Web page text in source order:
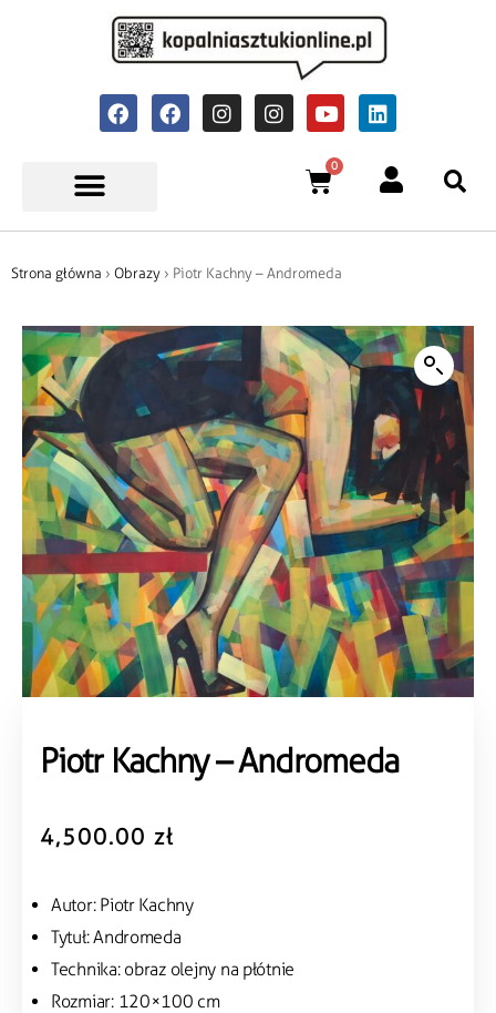
0
Strona główna › Obrazy › Piotr Kachny – Andromeda
Piotr Kachny – Andromeda
4,500.00 zł
Autor: Piotr Kachny
Tytuł: Andromeda
Technika: obraz olejny na płótnie
Rozmiar: 120×100 cm